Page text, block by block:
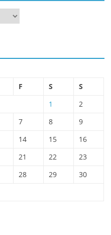
F S
S
1
2
7 8
9
14 15
16
21 22
23
28 29
30